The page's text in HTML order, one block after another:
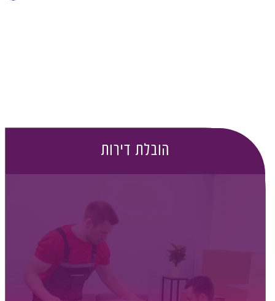
הובלת דירות